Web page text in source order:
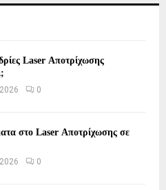
Laser Αποτρίχωσης
0
στο Laser Αποτρίχωσης σε
0